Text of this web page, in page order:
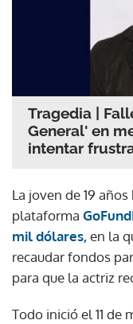
Tragedia |
General' en
intentar
La joven de 19
plataforma
mil dólares,en la
recaudar fondos
para que la actriz
Todo inició el 11 de